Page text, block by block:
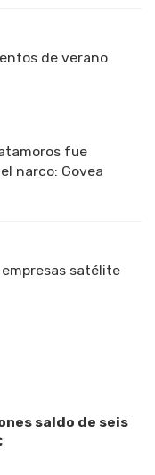
de verano
fue
narco: Govea
empresas satélite
saldo de seis